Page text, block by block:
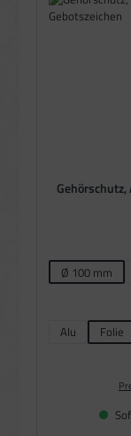
Ø 100 mm
Alu
Folie